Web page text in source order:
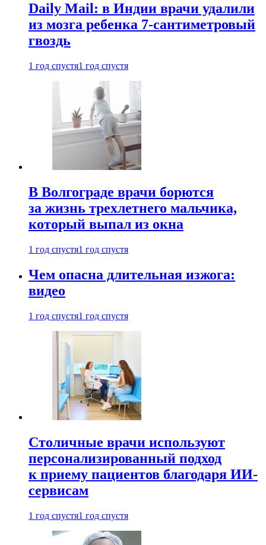
Daily Mail: в Индии врачи удалили
из мозга ребенка 7-сантиметровый
гвоздь
1 год спустя1 год спустя
В Волгограде врачи борются
за жизнь трехлетнего мальчика,
который выпал из окна
1 год спустя1 год спустя
Чем опасна длительная изжога:
видео
1 год спустя1 год спустя
Столичные врачи используют
персонализированный подход
к приему пациентов благодаря ИИ-
сервисам
1 год спустя1 год спустя